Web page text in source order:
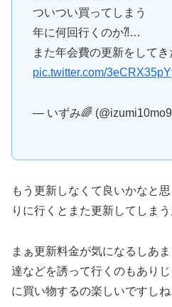
ついつい買ってしまう
年に何回行くのか⁈…
また年会費の更新をして
pic.twitter.com/
— いずみ🌈
もう更新しなくて良いかなと
りに行くとまた更新してしま
まぁ更新料金が気になるしあ
達などを誘って行くのもあり
に買い物するの楽しいですしね